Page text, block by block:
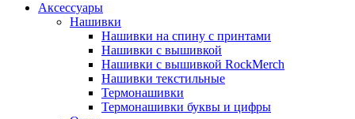
Аксессуары
Нашивки
Нашивки на спину с принтами
Нашивки с вышивкой
Нашивки с вышивкой RockMerch
Нашивки текстильные
Термонашивки
Термонашивки буквы и цифры